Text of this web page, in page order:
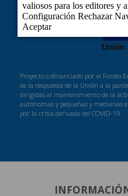
Proyecto cofinanciado por el Fondo
de la respuesta de la Unión a la
dirigidas al mantenimiento de la
autónomas y pequeñas y medianas
por la crisis derivada del COVID-19.